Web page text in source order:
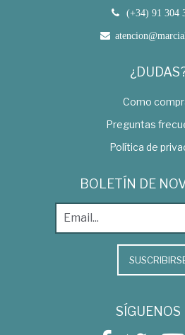
(+34) 91 304
Como
Preguntas
Política de
BOLETÍN DE
SÍGUENOS